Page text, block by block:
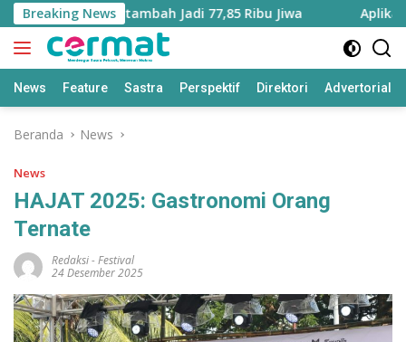
Langsung
ke
konten
Breaking News
Utara Bertambah Jadi 77,85 Ribu Jiwa Aplikasi
News Feature Sastra Perspektif Direktori Advertorial
Beranda News
News
HAJAT 2025: Gastronomi Orang
Ternate
Redaksi-Festival
24 Desember 2025